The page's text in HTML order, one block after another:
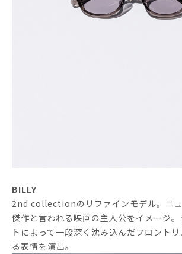
BILLY
2nd collectionのリファインモデル。ニ
傑作と言われる映画の主人公をイメージ
トによって一段深く沈み込んだフロント
る表情を演出。